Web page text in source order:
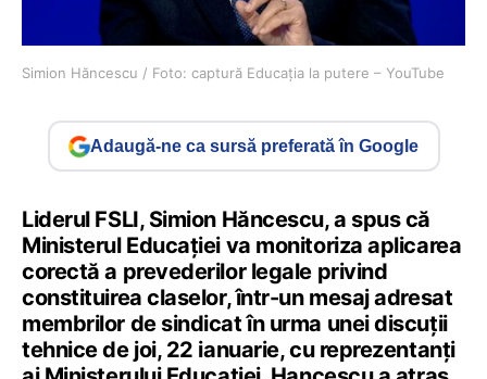
Simion Hăncescu / Foto: captură Educația la putere – YouTube
Adaugă-ne ca sursă preferată în Google
Liderul FSLI, Simion Hăncescu, a spus că
Ministerul Educației va monitoriza aplicarea
corectă a prevederilor legale privind
constituirea claselor, într-un mesaj adresat
membrilor de sindicat în urma unei discuții
tehnice de joi, 22 ianuarie, cu reprezentanți